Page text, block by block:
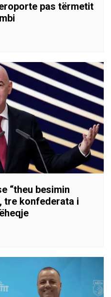
pas tërmetit
“theu besimin
tre konfederata i